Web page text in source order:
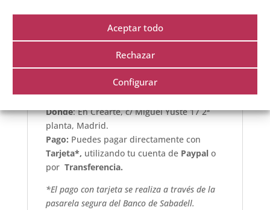
Aceptar todo
Rechazar
Configurar
Ya solo necesitas saber dónde y cuándo
Cuándo: 21 de junio de 18:30 a 21:00.
Dónde: En Crearte, c/ Miguel Yuste 17 2ª
planta, Madrid.
Pago: Puedes pagar directamente con
Tarjeta*, utilizando tu cuenta de Paypalo
por Transferencia.
*El pago con tarjeta se realiza a través de la
pasarela segura del Banco de Sabadell.